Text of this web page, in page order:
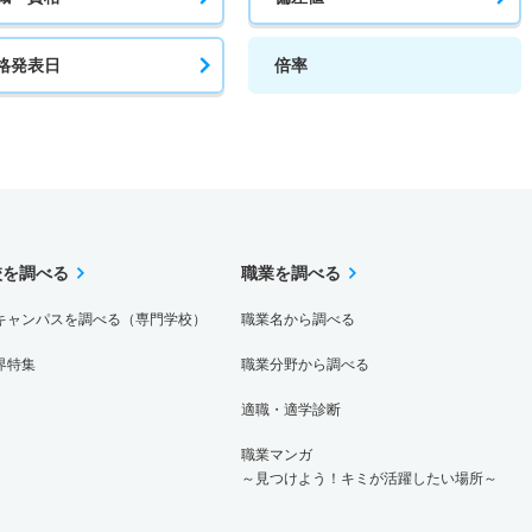
発表日 倍率
調べる
ャンパスを調べる（専門学校）
特集
職業を調べる
職業名から調べる
職業分野から調べる
適職・適学診断
職業マンガ
～見つけよう！キミが活躍したい場所～